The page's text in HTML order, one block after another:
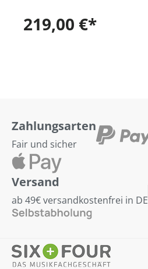
219,00 €*
Zahlungsarten
Fair und sicher
Versand
ab 49€ versandkostenfrei in DE